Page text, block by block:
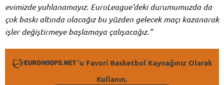
evimizde yuhlanamayız. EuroLeague’deki durumumuzda da
çok baskı altında olacağız bu yüzden gelecek maçı kazanarak
işler değiştirmeye başlamaya çalışacağız.”
'u Favori Basketbol Kaynağınız Olarak
Kullanın.